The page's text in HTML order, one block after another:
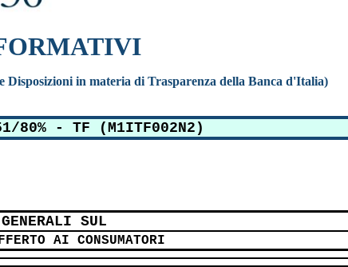
Disposizioni in materia di Trasparenza della Banca d'Italia)
80% - TF (M1ITF002N2)
SUL
AI CONSUMATORI